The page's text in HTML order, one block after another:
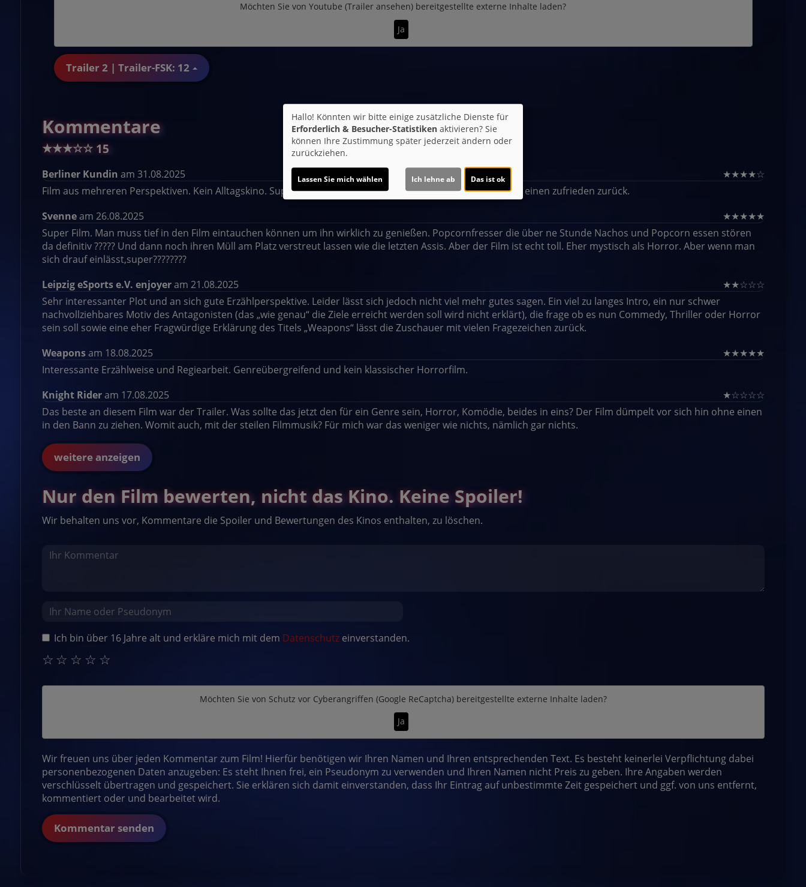
Möchten Sie vonYoutube (Trailer ansehen) bereitgestellte externe Inhalte laden?
Ja
Trailer 2 | Trailer-FSK: 12
Kommentare
★★★☆☆ 15
Berliner Kundin am 31.08.2025 ★★★★☆
Film aus mehreren Perspektiven. Kein Alltagskino. Super Schauspieler. Kann ich empfehlen. Das Ende lässt einen zufrieden zurück.
Svenneam 26.08.2025 ★★★★★
Super Film. Man muss tief in den Film eintauchen können um ihn wirklich zu genießen. Popcornfresser die über ne Stunde Nachos und Popcorn essen stören
da definitiv ????? Und dann noch ihren Müll am Platz verstreut lassen wie die letzten Assis. Aber der Film ist echt toll. Eher mystisch als Horror. Aber wenn man
sich drauf einlässt,super????????
Leipzig eSports e.V. enjoyeram 21.08.2025 ★★☆☆☆
Sehr interessanter Plot und an sich gute Erzählperspektive. Leider lässt sich jedoch nicht viel mehr gutes sagen. Ein viel zu langes Intro, ein nur schwer
nachvollziehbares Motiv des Antagonisten (das „wie genau“ die Ziele erreicht werden soll wird nicht erklärt), die frage ob es nun Commedy, Thriller oder Horror
sein soll sowie eine eher Fragwürdige Erklärung des Titels „Weapons“ lässt die Zuschauer mit vielen Fragezeichen zurück.
Weaponsam 18.08.2025 ★★★★★
Interessante Erzählweise und Regiearbeit. Genreübergreifend und kein klassischer Horrorfilm.
Knight Rideram 17.08.2025 ★☆☆☆☆
Das beste an diesem Film war der Trailer. Was sollte das jetzt den für ein Genre sein, Horror, Komödie, beides in eins? Der Film dümpelt vor sich hin ohne einen
in den Bann zu ziehen. Womit auch, mit der steilen Filmmusik? Für mich war das weniger wie nichts, nämlich gar nichts.
weitere anzeigen
Nur den Film bewerten, nicht das Kino. Keine Spoiler!
Wir behalten uns vor, Kommentare die Spoiler und Bewertungen des Kinos enthalten, zu löschen.
Ich bin über 16 Jahre alt und erkläre mich mit dem Datenschutzeinverstanden.
☆
☆
☆
☆
☆
Möchten Sie von Schutz vor Cyberangriffen (Google ReCaptcha)bereitgestellte externe Inhalte laden?
Ja
Wir freuen uns über jeden Kommentar zum Film! Hierfür benötigen wir Ihren Namen und Ihren entsprechenden Text. Es besteht keinerlei Verpflichtung dabei
personenbezogenen Daten anzugeben: Es steht Ihnen frei, ein Pseudonym zu verwenden und Ihren Namen nicht Preis zu geben. Ihre Angaben werden
verschlüsselt übertragen und gespeichert. Sie erklären sich damit einverstanden, dass Ihr Eintrag auf unbestimmte Zeit gespeichert und ggf. von uns entfernt,
kommentiert oder und bearbeitet wird.
Kommentar senden
Hallo! Könnten wir bitte einige zusätzliche Dienste für
Erforderlich & Besucher-Statistiken aktivieren? Sie
können Ihre Zustimmung später jederzeit ändern oder
zurückziehen.
Lassen Sie mich wählen Ich lehne ab Das ist ok